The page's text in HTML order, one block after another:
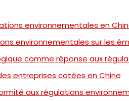
environnementales en
environnementales sur les
comme réponse aux
entreprises cotées en Chine
aux régulations